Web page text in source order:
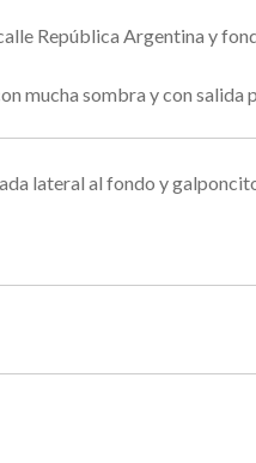
República Argentina y
mucha sombra y con salida
lateral al fondo y